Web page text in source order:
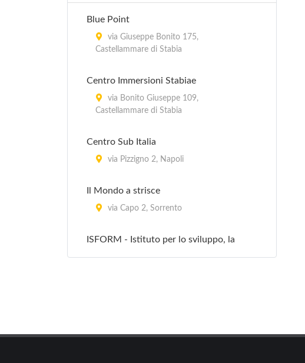
Blue Point
via Giuseppe Bonito 175,
Castellammare di Stabia
Centro Immersioni Stabiae
via Bonito Giuseppe 109,
Castellammare di Stabia
Centro Sub Italia
via Pizzigno 2, Napoli
Il Mondo a strisce
via Capo 2, Sorrento
ISFORM - Istituto per lo sviluppo, la